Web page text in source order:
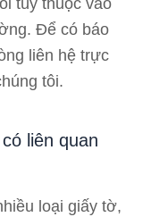
Để có báo
liên hệ trực
tôi.
liên quan
loại giấy tờ,